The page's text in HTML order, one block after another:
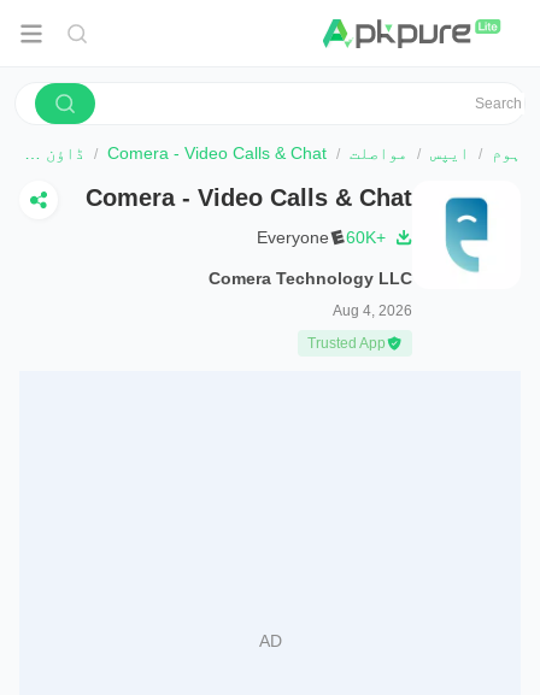
ہوم ایپس مواصلت Comera - Video Calls & Chat ڈاؤن لوڈ کریں
Comera - Video Calls & Chat
60K+
Everyone
Comera Technology LLC
Aug 4, 2026
Trusted App